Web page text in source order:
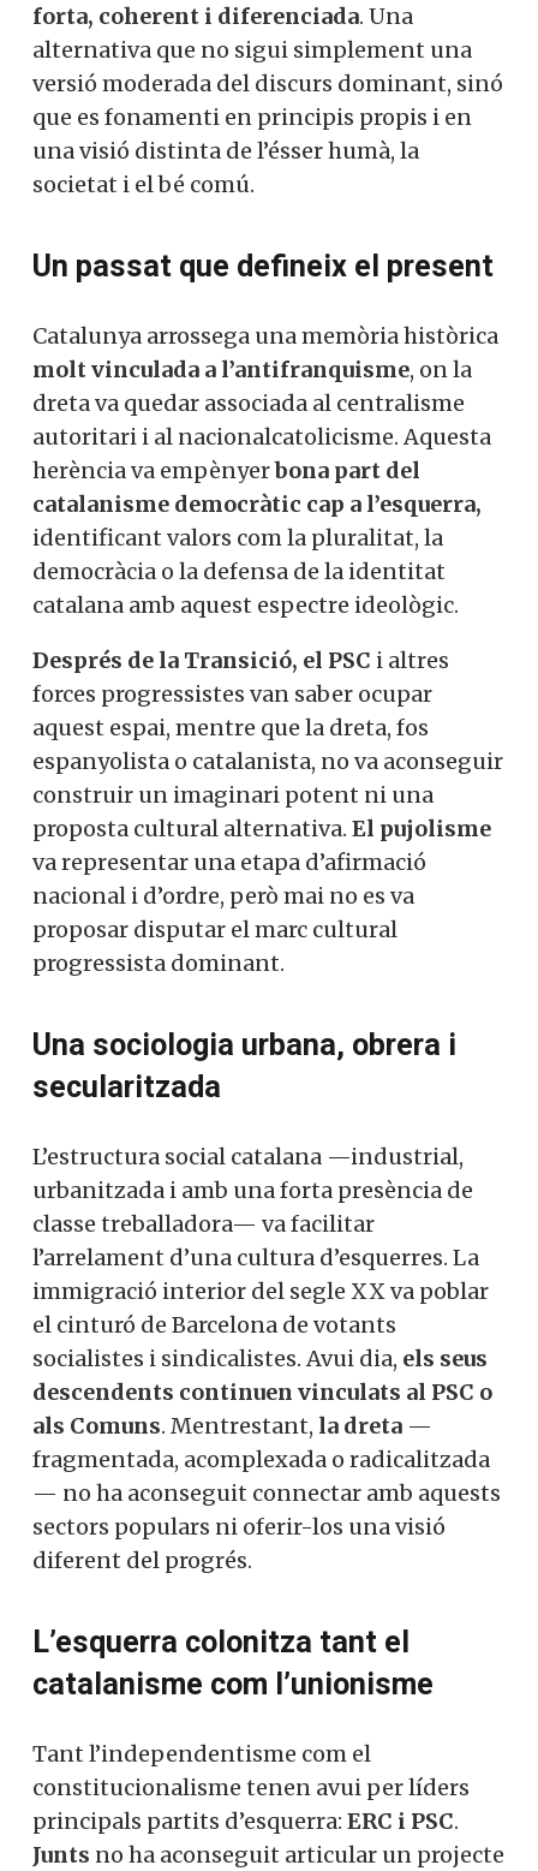
forta, coherent i diferenciada. Una
alternativa que no sigui simplement una
versió moderada del discurs dominant, sinó
que es fonamenti en principis propis i en
una visió distinta de l’ésser humà, la
societat i el bé comú.
Un passat que defineix el present
Catalunya arrossega una memòria històrica
molt vinculada a l’antifranquisme, on la
dreta va quedar associada al centralisme
autoritari i al nacionalcatolicisme. Aquesta
herència va empènyerbona part del
catalanisme democràtic cap a l’esquerra,
identificant valors com la pluralitat, la
democràcia o la defensa de la identitat
catalana amb aquest espectre ideològic.
Després de la Transició, el PSC i altres
forces progressistes van saber ocupar
aquest espai, mentre que la dreta, fos
espanyolista o catalanista, no va aconseguir
construir un imaginari potent ni una
proposta cultural alternativa. El pujolisme
va representar una etapa d’afirmació
nacional i d’ordre, però mai no es va
proposar disputar el marc cultural
progressista dominant.
Una sociologia urbana, obrera i
secularitzada
L’estructura social catalana —industrial,
urbanitzada i amb una forta presència de
classe treballadora— va facilitar
l’arrelament d’una cultura d’esquerres. La
immigració interior del segle XX va poblar
el cinturó de Barcelona de votants
socialistes i sindicalistes. Avui dia, els seus
descendents continuen vinculats al PSC o
als Comuns. Mentrestant, la dreta —
fragmentada, acomplexada o radicalitzada
— no ha aconseguit connectar amb aquests
sectors populars ni oferir-los una visió
diferent del progrés.
L’esquerra colonitza tant el
catalanisme com l’unionisme
Tant l’independentisme com el
constitucionalisme tenen avui per líders
principals partits d’esquerra: ERC i PSC.
Junts no ha aconseguit articular un projecte